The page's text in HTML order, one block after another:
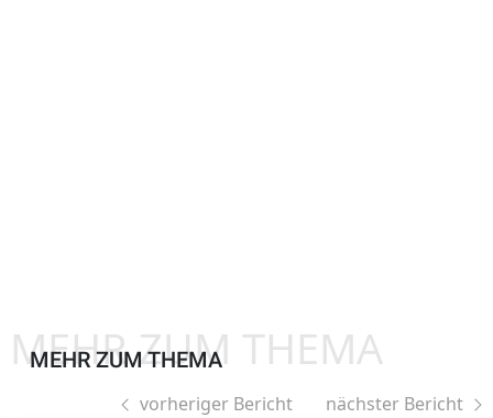
MEHR ZUM THEMA
MEHR ZUM THEMA
vorheriger Bericht nächster Bericht